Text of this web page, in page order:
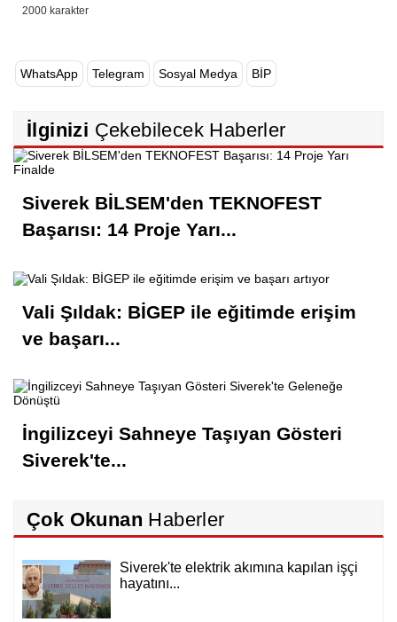
WhatsApp Telegram Sosyal Medya BİP
İlginizi Çekebilecek Haberler
Siverek BİLSEM'den TEKNOFEST
Başarısı: 14 Proje Yarı...
Vali Şıldak: BİGEP ile eğitimde erişim
ve başarı...
İngilizceyi Sahneye Taşıyan Gösteri
Siverek'te...
Çok Okunan Haberler
Siverek'te elektrik akımına kapılan işçi
hayatını...